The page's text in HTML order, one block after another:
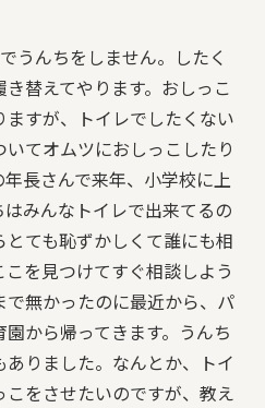
うんちをしません。したく
替えてやります。おしっこ
すが、トイレでしたくない
てオムツにおしっこしたり
長さんで来年、小学校に上
みんなトイレで出来てるの
ても恥ずかしくて誰にも相
を見つけてすぐ相談しよう
無かったのに最近から、パ
から帰ってきます。うんち
りました。なんとか、トイ
をさせたいのですが、教え